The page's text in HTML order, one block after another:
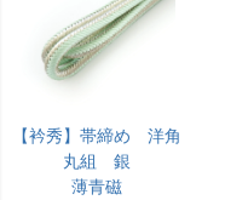
【衿秀】帯締め 洋角
丸組 銀
薄青磁